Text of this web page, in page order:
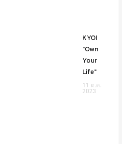
KYOI
"Own
Your
Life"
11 ต.ค.
2023